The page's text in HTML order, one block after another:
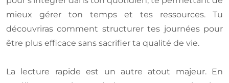
mieux gérer ton temps et tes ressources. Tu
découvriras comment structurer tes journées pour
être plus efficace sans sacrifier ta qualité de vie.
La lecture rapide est un autre atout majeur. En